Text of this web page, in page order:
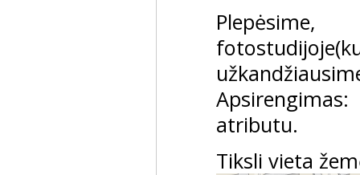
atributu.
Tiksli vieta